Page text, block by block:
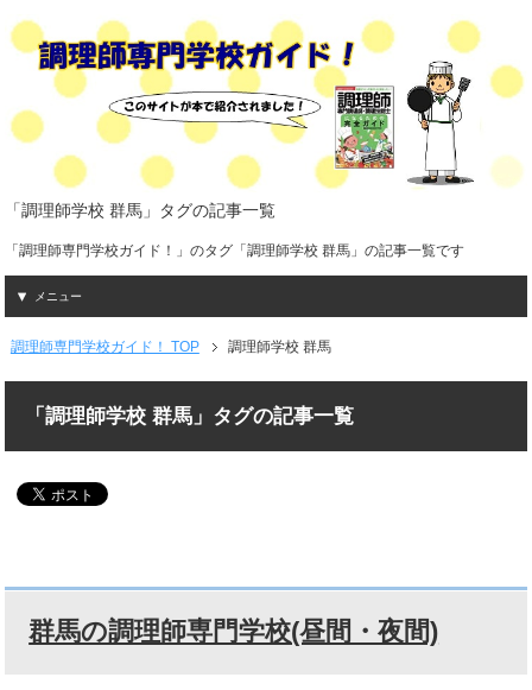
「調理師学校 群馬」タグの記事一覧
「調理師専門学校ガイド！」のタグ「調理師学校 群馬」の記事一覧です
メニュー
調理師専門学校ガイド！ TOP 調理師学校 群馬
「調理師学校 群馬」タグの記事一覧
群馬の調理師専門学校(昼間・夜間)